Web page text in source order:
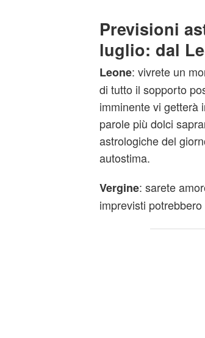
Previsioni
luglio: dal
Leone: vivrete un
di tutto il sopporto
imminente vi getterà
parole più dolci
astrologiche del
autostima.
Vergine: sarete
imprevisti